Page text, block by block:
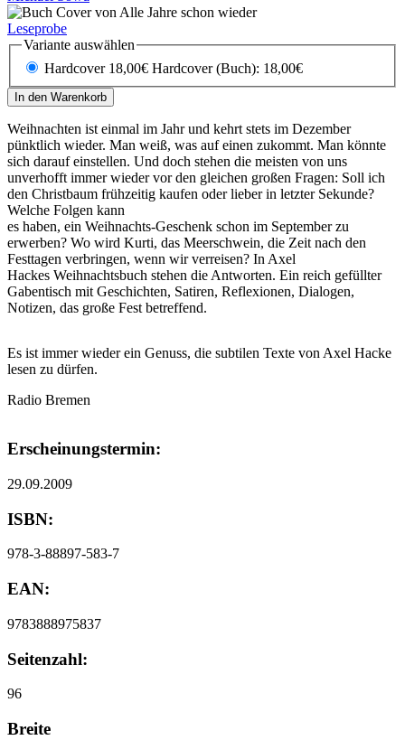
Leseprobe
Variante auswählen
Hardcover 18,00€
Hardcover (Buch): 18,00€
In den Warenkorb
Weihnachten ist einmal im Jahr und kehrt stets im Dezember
pünktlich wieder. Man weiß, was auf einen zukommt. Man könnte
sich darauf einstellen. Und doch stehen die meisten von uns
unverhofft immer wieder vor den gleichen großen Fragen: Soll ich
den Christbaum frühzeitig kaufen oder lieber in letzter Sekunde?
Welche Folgen kann
es haben, ein Weihnachts-Geschenk schon im September zu
erwerben? Wo wird Kurti, das Meerschwein, die Zeit nach den
Festtagen verbringen, wenn wir verreisen? In Axel
Hackes Weihnachtsbuch stehen die Antworten. Ein reich gefüllter
Gabentisch mit Geschichten, Satiren, Reflexionen, Dialogen,
Notizen, das große Fest betreffend.
Es ist immer wieder ein Genuss, die subtilen Texte von Axel Hacke
lesen zu dürfen.
Radio Bremen
Erscheinungstermin:
29.09.2009
ISBN:
978-3-88897-583-7
EAN:
9783888975837
Seitenzahl:
96
Breite